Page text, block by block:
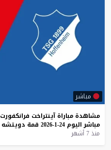
مباشر
مشاهدة مباراة آينتراخت فرانكفورت
مباشر اليوم 24-1-2026 قمة دويتشه
منذ 7 أشهر